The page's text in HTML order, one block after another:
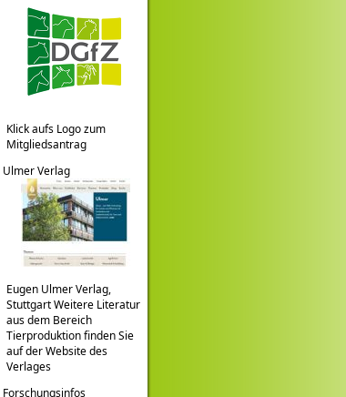
Klick aufs Logo zum
Mitgliedsantrag
Ulmer Verlag
Eugen Ulmer Verlag,
Stuttgart Weitere Literatur
aus dem Bereich
Tierproduktion finden Sie
auf der Website des
Verlages
Forschungsinfos